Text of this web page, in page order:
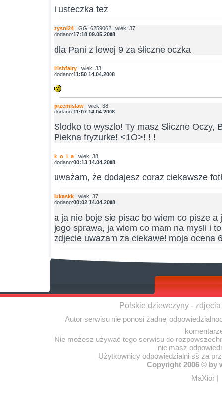
i usteczka też
zysni24 | GG: 6259062 | wiek: 37
dodano:17:18 09.05.2008
dla Pani z lewej 9 za śłiczne oczka
Irishfairy | wiek: 33
dodano:11:50 14.04.2008
przemislaw | wiek: 38
dodano:11:07 14.04.2008
Slodko to wyszlo! Ty masz Sliczne Oczy,
Piekna fryzurke! <1O>! ! !
k_o_l_a | wiek: 38
dodano:00:13 14.04.2008
uważam, że dodajesz coraz ciekawsze
lukaskk | wiek: 37
dodano:00:02 14.04.2008
a ja nie boje sie pisac bo wiem co pisze a
jego sprawa, ja wiem co mam na mysli i
zdjecie uwazam za ciekawe! moja ocena 6
Polskie dziewczyny -
Autor serwisu nie ponosi żadnej
Nie możesz używać tego serwisu do
nie masz
Użytkownicy odpowiedzialni sš za
Copyright 2006 © by
MaXior |